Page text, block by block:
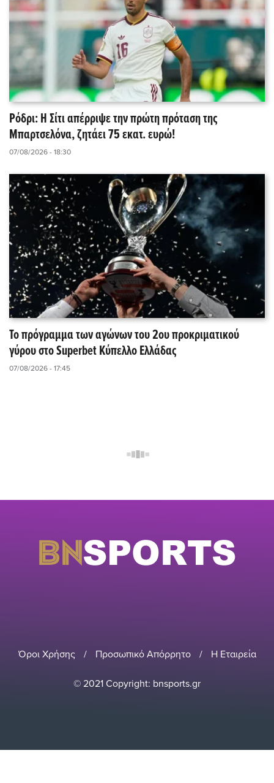
Ρόδρι: Η Σίτι απέρριψε την πρώτη πρόταση της
Μπαρτσελόνα, ζητάει 75 εκατ. ευρώ!
07/08/2026 - 18:30
Το πρόγραμμα των αγώνων του 2ου προκριματικού
γύρου στο Superbet Κύπελλο Ελλάδας
07/08/2026 - 17:45
Όροι Χρήσης / Προσωπικό Απόρρητο / Η Εταιρεία
© 2021 Copyright: bnsports.gr